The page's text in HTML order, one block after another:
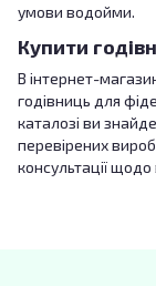
умови водойми.
Купити
В інтернет-
годівниць для
каталозі ви
перевірених
консультації